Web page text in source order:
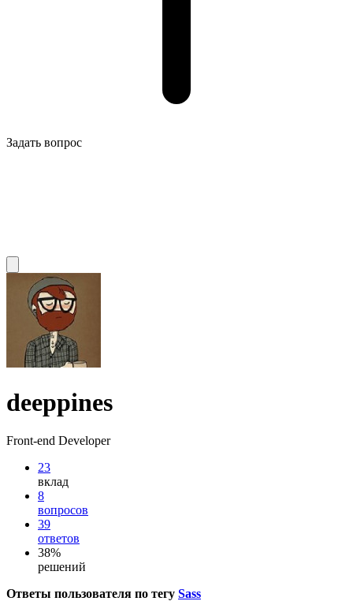
Задать вопрос
deeppines
Front-end Developer
23
вклад
8
вопросов
39
ответов
38%
решений
Ответы пользователя по тегу Sass